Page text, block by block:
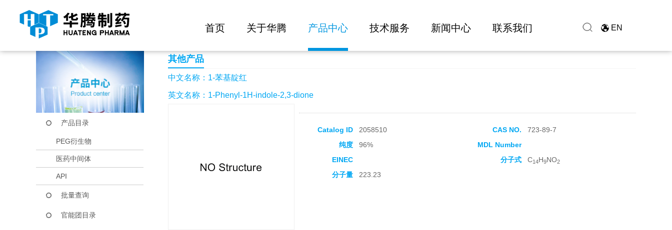
首页 关于华腾 产品中心 技术服务 新闻中心 联系我们 EN
当前位置： 首页 产品中心
产品目录
PEG衍生物
医药中间体
API
批量查询
官能团目录
其他产品
中文名称：1-苯基靛红
英文名称：1-Phenyl-1H-indole-2,3-dione
Catalog ID 2058510 CAS NO.
723-89-7
纯度
96%
MDL Number
EINEC
分子式 C14H9NO2
分子量 223.23